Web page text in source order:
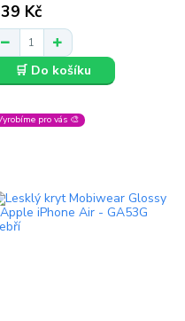
Kč
🛒 Do košíku
pro vás 🎨